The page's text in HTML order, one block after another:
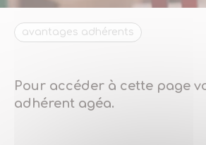
avantages adhérents
Pour accéder à cette page
adhérent agéa.